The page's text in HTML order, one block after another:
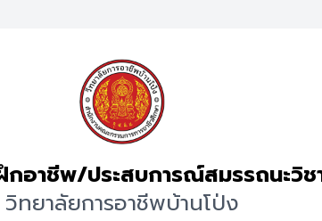
กอาชีพ/ประสบการณ์สมรรถนะวิ
วิทยาลัยการอาชีพบ้านโป่ง